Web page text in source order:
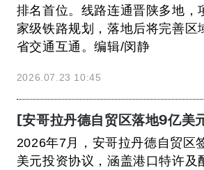
排名首位。线路连通晋陕多地，
家级铁路规划，落地后将完善区
省交通互通。编辑/闵静
2026.07.23 10:45
[安哥拉丹德自贸区落地9亿美
2026年7月，安哥拉丹德自贸区
美元投资协议，涵盖港口特许及